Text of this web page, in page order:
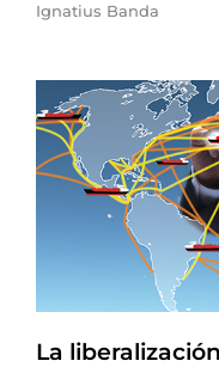
Ignatius Banda
La